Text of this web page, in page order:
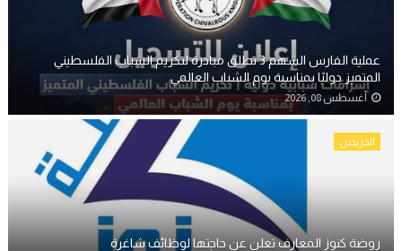
عملية الفارس الشهم 3 تطلق مبادرة لتكريم الشباب الفلسطيني
المتميز دوليًا بمناسبة يوم الشباب العالمي
أغسطس 08, 2026
الخريجين
روضة كنوز المعارف تعلن عن حاجتها لوظائف شاغرة